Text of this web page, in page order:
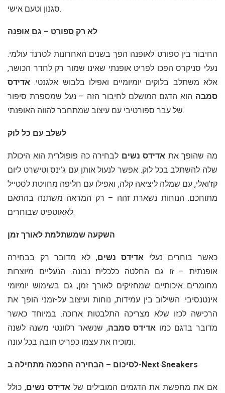
סגנון וטעם אישי.
לא רק ספורט – גם אופנה
החיבור בין ספורט לאופנה הפך בשנים האחרונות לטרנד עולמי.
נעלי סניקרס הפכו לפריט אופנתי שאינו שמור רק לחדר הכושר,
אלא משתלב בלוקים יומיומיים ואפילו בלבוש אלגנטי. אדידס
סמבה הוא הדגם המושלם לחיבור הזה – נעל שמספרת סיפור
של עבר ספורטיבי עם עיצוב שמתחבר להווה האופנתי.
לשלב עם כל לוק
מה שהופך את אדידס נשים לבחירה כה פופולרית הוא היכולת
שלה להשתלב בכל לוק. אפשר לנעול אותן עם ג’ינס וטישרט ליום
קז’ואלי, עם שמלה ליציאה קלה, ואפילו עם חליפה מחויטת לסטייל
מתוחכם. הנוחות נשארת זהה – רק המראה משתנה בהתאם
לאאוטפיט שבוחרים.
השקעה שמשתלמת לאורך זמן
כאשר בוחרים נעלי אדידס נשים, לא מדובר רק בבחירה
אופנתית – זו גם החלטה כלכלית נבונה. הנעליים מיוצרות
מחומרים איכותיים שמחזיקים לאורך זמן, גם בשימוש יומיומי
אינטנסיבי. השילוב בין עמידות, נוחות ועיצוב על-זמני הופך את
הרכישה לכזו שלא מצריכה התלבטות ארוכה. במיוחד כאשר
מדובר בדגם כמו אדידס סמבה, שנשאר רלוונטי משנה לשנה
ומוכיח את עצמו כפריט חובה בכל עונה.
לסיכום – הבחירה החכמה מתחילה ב-Next Sneakers
אם את מחפשת את הדגמים המובילים של אדידס נשים, כולל